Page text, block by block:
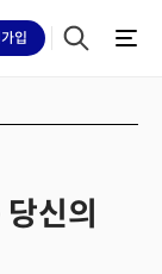
가입
신의